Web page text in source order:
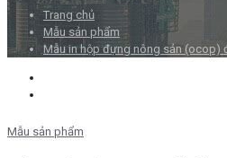
Trang chủ
Mẫu sản phẩm
Mẫu in hộp đựng nông sản (ocop)
Mẫu sản phẩm